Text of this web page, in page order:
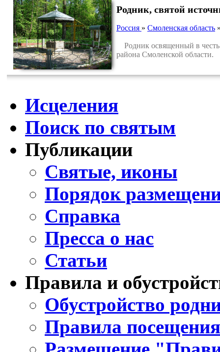
Родник, святой
Россия » Смоленская область
Родник освященный в честь
района Смоленской области.
Исцеления
Поиск по святым
Публикации
Святые, иконы
Порядок
Справка
Пресса о нас
Статьи
Правила и
Обустройство
Правила